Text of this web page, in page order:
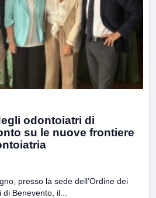
odontoiatri di
su le nuove frontiere
presso la sede dell’Ordine dei
Benevento, il...